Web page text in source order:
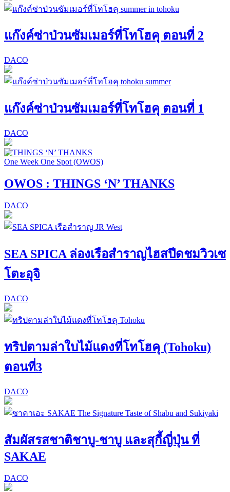
แก๊งค์ซ่าป่วนซัมเมอร์ที่โทโฮคุ ตอนที่ 2
DACO
แก๊งค์ซ่าป่วนซัมเมอร์ที่โทโฮคุ ตอนที่ 1
DACO
One Week One Spot (OWOS)
OWOS : THINGS ‘N’ THANKS
DACO
SEA SPICA ล่องเรือสำราญไฮสปีดชมวิวเซ
โตะอุจิ
DACO
ทริปตามล่าใบไม้แดงที่โทโฮคุ (Tohoku)
ตอนที่3
DACO
สัมผัสรสชาติชาบู-ชาบู และสุกี้ญี่ปุ่น ที่
SAKAE
DACO